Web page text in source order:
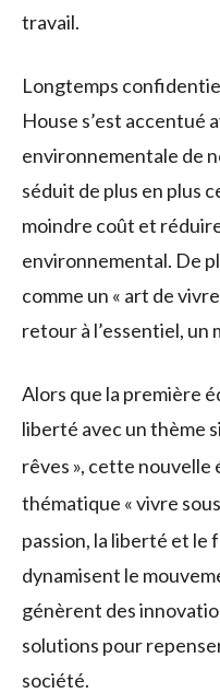
travail.
Longtemps
House s’est accentué
environnementale de
séduit de plus en plus
moindre coût et
environnemental. De
comme un « art de
retour à l’essentiel, un
Alors que la première
liberté avec un thème
rêves », cette nouvelle
thématique «vivre
passion, la liberté et le
dynamisent le
génèrent des
solutions pour
société.